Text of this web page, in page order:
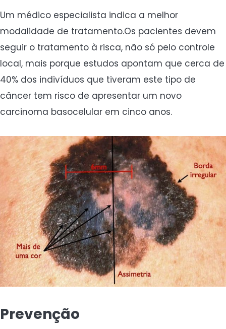
Um médico especialista indica a melhor
modalidade de tratamento.Os pacientes devem
seguir o tratamento à risca, não só pelo controle
local, mais porque estudos apontam que cerca de
40% dos indivíduos que tiveram este tipo de
câncer tem risco de apresentar um novo
carcinoma basocelular em cinco anos.
Prevenção